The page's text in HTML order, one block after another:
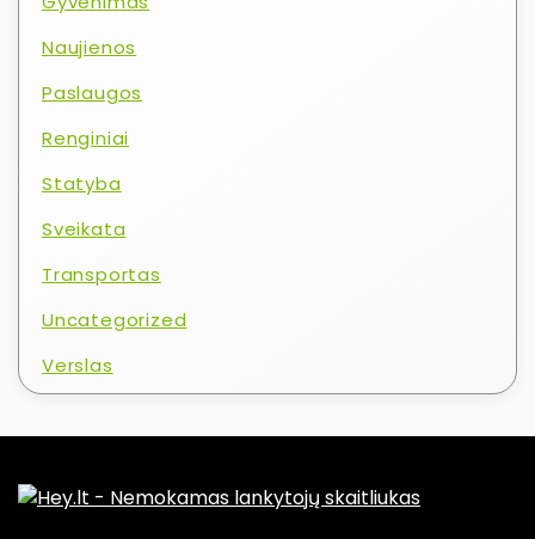
Naujienos
Paslaugos
Renginiai
Statyba
Sveikata
Transportas
Uncategorized
Verslas